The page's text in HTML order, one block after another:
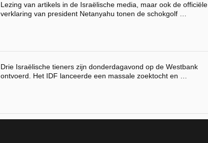
Lezing van artikels in de Israëlische media, maar ook de officiële
verklaring van president Netanyahu tonen de schokgolf …
Drie Israëlische tieners zijn donderdagavond op de Westbank
ontvoerd. Het IDF lanceerde een massale zoektocht en …